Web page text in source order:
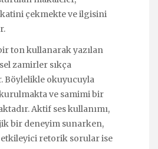
çekmekte ve ilgisini
ton kullanarak yazılan
zamirler sıkça
Böylelikle okuyucuyla
ve samimi bir
Aktif ses kullanımı,
bir deneyim sunarken,
etkileyici retorik sorular ise